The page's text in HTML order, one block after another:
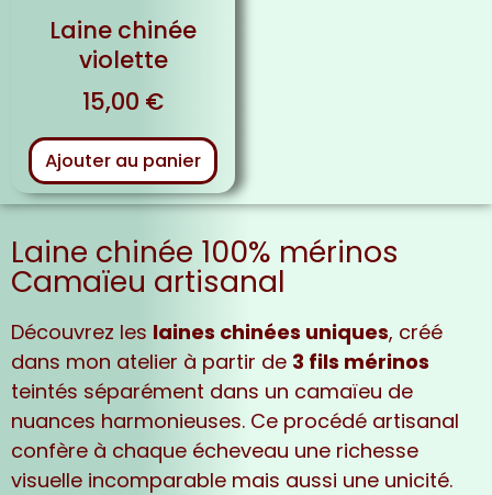
Laine chinée
violette
15,00 €
Ajouter au panier
Laine chinée 100% mérinos
Camaïeu artisanal
Découvrez les laines chinées uniques, créé
dans mon atelier à partir de 3 fils mérinos
teintés séparément dans un camaïeu de
nuances harmonieuses. Ce procédé artisanal
confère à chaque écheveau une richesse
visuelle incomparable mais aussi une unicité.